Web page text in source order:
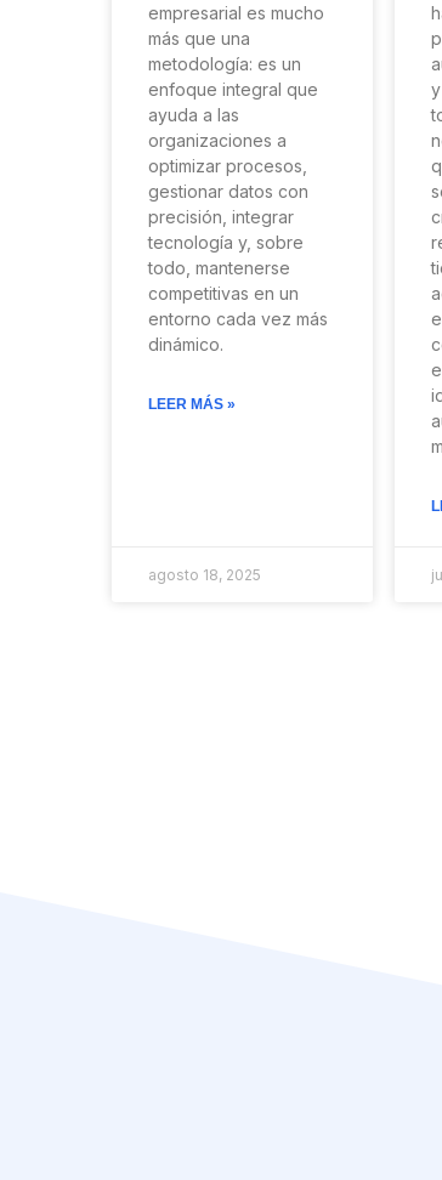
empresarial es mucho
más que una
metodología: es un
enfoque integral que
ayuda a las
organizaciones a
optimizar procesos,
gestionar datos con
precisión, integrar
tecnología y, sobre
todo, mantenerse
competitivas en un
entorno cada vez más
dinámico.
LEER MÁS »
agosto 18, 2025